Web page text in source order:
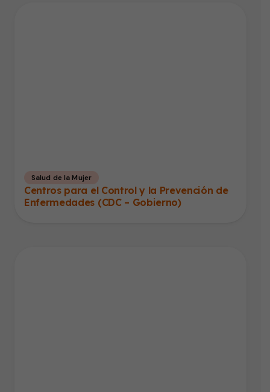
Salud de la Mujer
Centros para el Control y la Prevención de
Enfermedades (CDC – Gobierno)